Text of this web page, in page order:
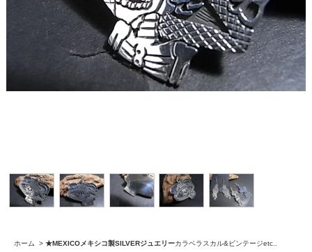
ホーム > ★MEXICOメキシコ製SILVERジュエリーカラベラスカル&ビンテージetc..